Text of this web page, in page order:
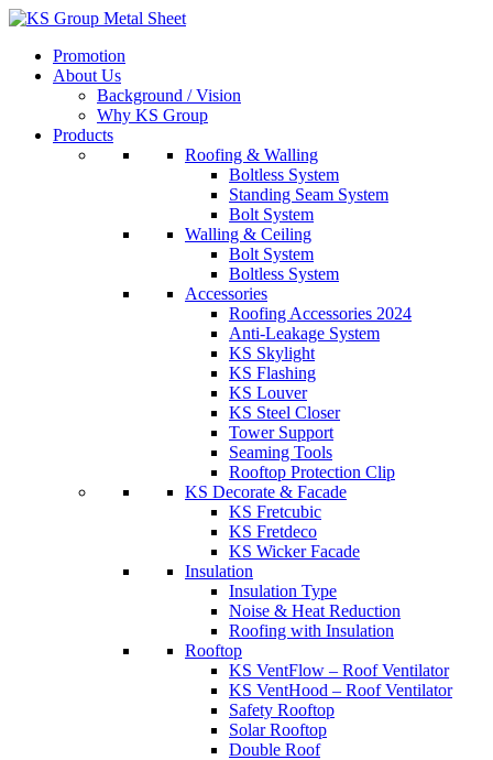
Skip
contentPromotion
About Us
Background / Vision
Why KS Group
Products
Roofing & Walling
Boltless System
Standing Seam System
Bolt System
Walling & Ceiling
Bolt System
Boltless System
Accessories
Roofing Accessories 2024
Anti-Leakage System
KS Skylight
KS Flashing
KS Louver
KS Steel Closer
Tower Support
Seaming Tools
Rooftop Protection Clip
KS Decorate & Facade
KS Fretcubic
KS Fretdeco
KS Wicker Facade
Insulation
Insulation Type
Noise & Heat Reduction
Roofing with Insulation
Rooftop
KS VentFlow – Roof Ventilator
KS VentHood – Roof Ventilator
Safety Rooftop
Solar Rooftop
Double Roof